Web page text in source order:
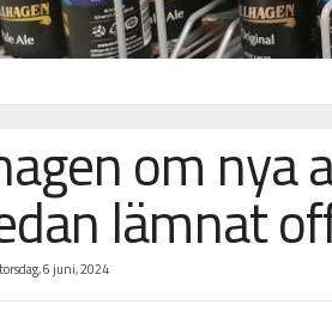
om nya
lämnat
6 juni, 2024